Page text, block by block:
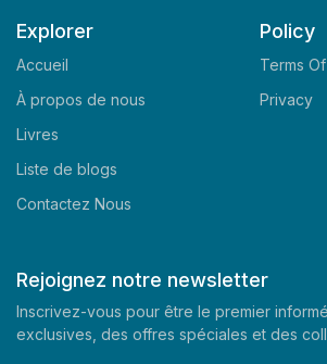
Explorer
Accueil
À propos de nous
Livres
Liste de blogs
Contactez Nous
Policy
Terms
Privacy
Rejoignez notre newsletter
Inscrivez-vous pour être le premier
exclusives, des offres spéciales et des